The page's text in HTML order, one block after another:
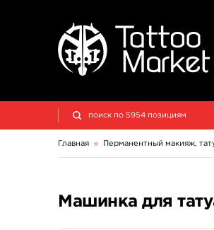
Главная » Перманентный макияж,
Машинка для